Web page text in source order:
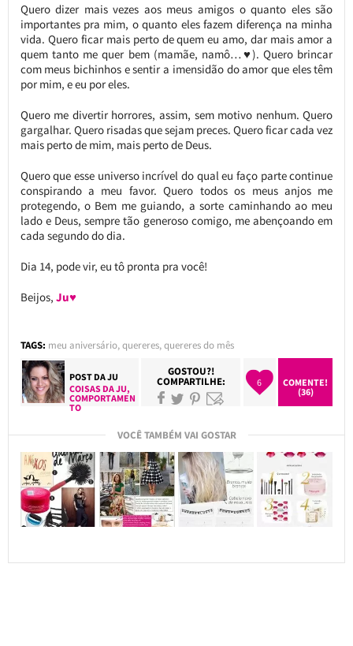
Quero dizer mais vezes aos meus amigos o quanto eles são
importantes pra mim, o quanto eles fazem diferença na minha
vida. Quero ficar mais perto de quem eu amo, dar mais amor a
quem tanto me quer bem (mamãe, namô…♥). Quero brincar
com meus bichinhos e sentir a imensidão do amor que eles têm
por mim, e eu por eles.
Quero me divertir horrores, assim, sem motivo nenhum. Quero
gargalhar. Quero risadas que sejam preces. Quero ficar cada vez
mais perto de mim, mais perto de Deus.
Quero que esse universo incrível do qual eu faço parte continue
conspirando a meu favor. Quero todos os meus anjos me
protegendo, o Bem me guiando, a sorte caminhando ao meu
lado e Deus, sempre tão generoso comigo, me abençoando em
cada segundo do dia.
Dia 14, pode vir, eu tô pronta pra você!
Beijos, Ju♥
TAGS: meu aniversário,quereres,quereres do mês
POST DAJU
COISAS DA JU,
COMPORTAMEN
TO
GOSTOU?!
COMPARTILHE: 6
COMENTE!
(36)
VOCÊ TAMBÉM VAI GOSTAR